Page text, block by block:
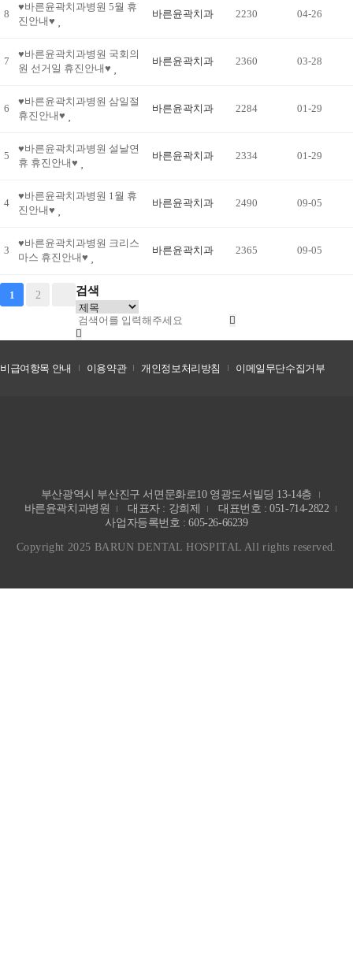
8
♥바른윤곽치과병원 5월 휴
진안내♥
바른윤곽치과 2230 04-26
7
♥바른윤곽치과병원 국회의
원 선거일 휴진안내♥
바른윤곽치과 2360 03-28
6
♥바른윤곽치과병원 삼일절
휴진안내♥
바른윤곽치과 2284 01-29
5
♥바른윤곽치과병원 설날연
휴 휴진안내♥
바른윤곽치과 2334 01-29
4
♥바른윤곽치과병원 1월 휴
진안내♥
바른윤곽치과 2490 09-05
3
♥바른윤곽치과병원 크리스
마스 휴진안내♥
바른윤곽치과 2365 09-05
1 2 검색
비급여항목 안내 이용약관 개인정보처리방침 이메일무단수집거부
부산광역시 부산진구 서면문화로10 영광도서빌딩 13-14층
바른윤곽치과병원
대표자 : 강희제
대표번호 : 051-714-2822
사업자등록번호 : 605-26-66239
Copyright 2025 BARUN DENTAL HOSPITAL All rights reserved.